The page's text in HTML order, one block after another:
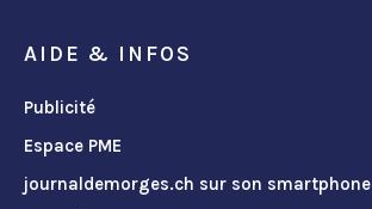
AIDE & INFOS
Publicité
Espace PME
journaldemorges.ch sur son smartphone